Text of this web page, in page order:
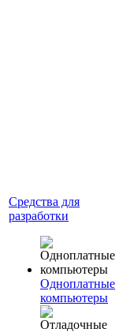
Средства для
разработки
Одноплатные
компьютеры